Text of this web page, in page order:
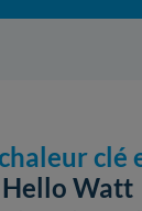
clé
Watt